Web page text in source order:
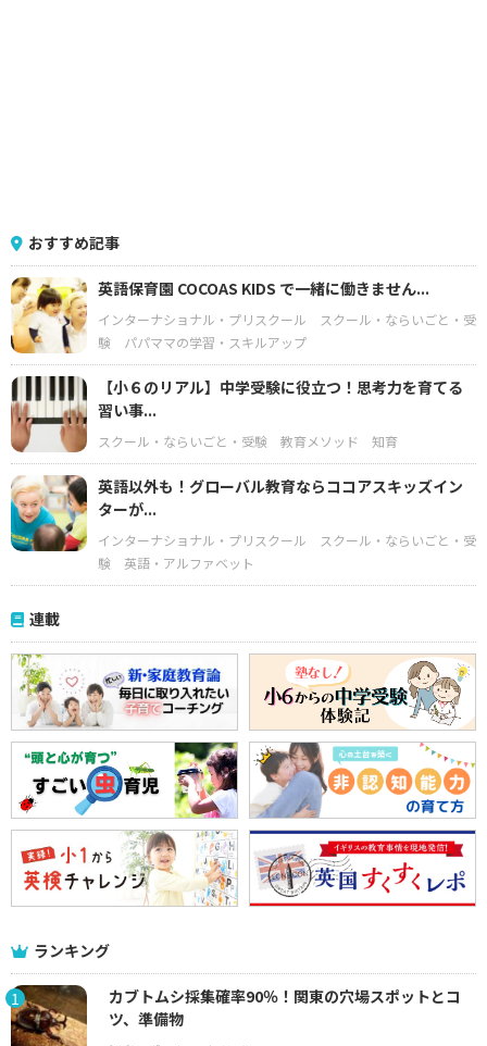
おすすめ記事
英語保育園 COCOAS KIDS で一緒に働きません...
インターナショナル・プリスクール
スクール・ならいごと・受
験
パパママの学習・スキルアップ
【小６のリアル】中学受験に役立つ！思考力を育てる
習い事...
スクール・ならいごと・受験 教育メソッド 知育
英語以外も！グローバル教育ならココアスキッズイン
ターが...
インターナショナル・プリスクール
スクール・ならいごと・受
験
英語・アルファベット
連載
ランキング
1
カブトムシ採集確率90％！関東の穴場スポットとコ
ツ、準備物